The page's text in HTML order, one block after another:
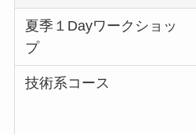
夏季１Dayワークショッ
プ
技術系コース